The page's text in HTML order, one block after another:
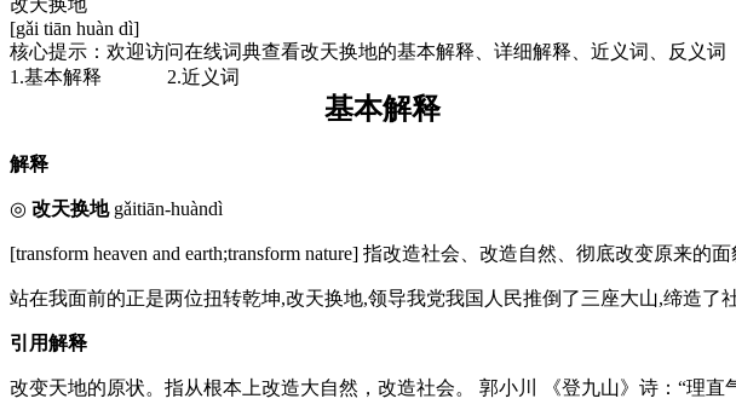
改天换地
[gǎi tiān huàn dì]
核心提示：欢迎访问在线词典查看改天换地的基本解释、详细解释、近义词、反义词
1.基本解释
2.近义词
基本解释
解释
◎ 改天换地gǎitiān-huàndì
[transform heaven and earth;transform nature] 指改造社会、改造自然、彻底改变原来的面
站在我面前的正是两位扭转乾坤,改天换地,领导我党我国人民推倒了三座大山,缔造
引用解释
改变天地的原状。指从根本上改造大自然，改造社会。 郭小川 《登九山》诗：“理